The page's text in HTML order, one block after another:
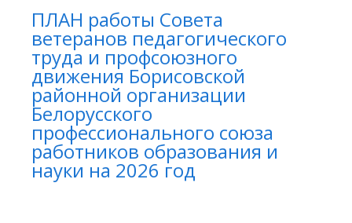
ПЛАН работы Совета
ветеранов педагогического
труда и профсоюзного
движения Борисовской
районной организации
Белорусского
профессионального союза
работников образования и
науки на 2026 год